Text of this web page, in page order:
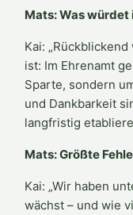
Mats: Was würdet
Kai:
ist: Im Ehrenamt
Sparte, sondern
und Dankbarkeit
langfristig
Mats: Größte
Kai: „Wir haben
wächst – und wie